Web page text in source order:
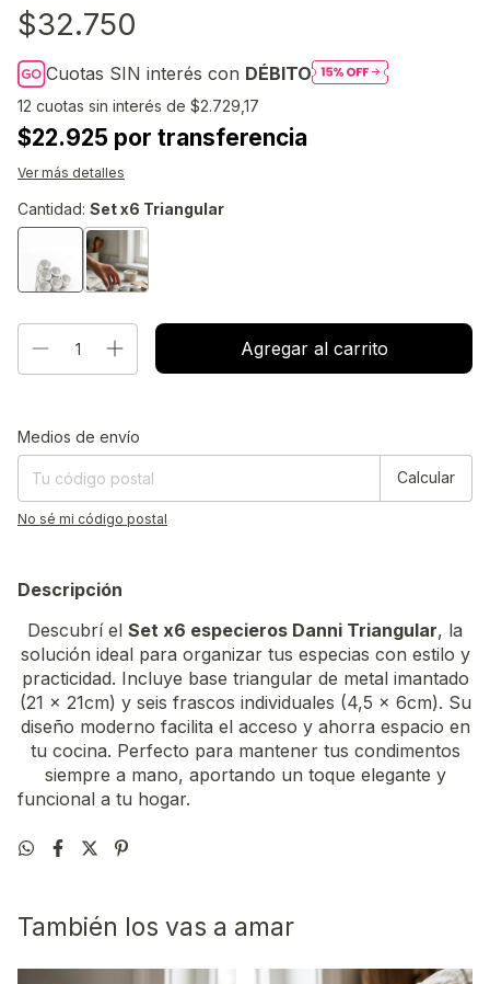
$32.750
Cuotas SIN interés con DÉBITO
12 cuotas sin interés de $2.729,17
$22.925 por transferencia
Ver más detalles
Cantidad: Set x6 Triangular
Entregas para el CP:
Medios de envío
Calcular
No sé mi código postal
Descripción
Descubrí el Set x6 especieros Danni Triangular, la
solución ideal para organizar tus especias con estilo y
practicidad. Incluye base triangular de metal imantado
(21 x 21cm) y seis frascos individuales (4,5 x 6cm). Su
diseño moderno facilita el acceso y ahorra espacio en
tu cocina. Perfecto para mantener tus condimentos
siempre a mano, aportando un toque elegante y
funcional a tu hogar.
También los vas a amar